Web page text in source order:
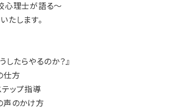
心理士が語る～
します。
たらやるのか？』
仕方
ップ指導
声のかけ方